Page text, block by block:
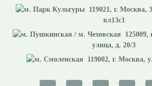
119021, г. Москва,
вл13с1
125009,
улица, д. 20/3
119002, г. Москва,